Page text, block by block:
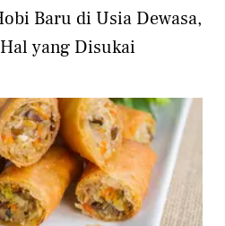
Baru di Usia Dewasa,
yang Disukai